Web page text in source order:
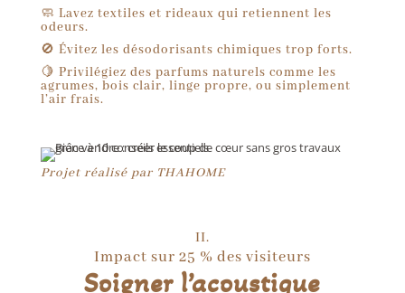
🧼 Lavez textiles et rideaux qui retiennent les
odeurs.
🚫 Évitez les désodorisants chimiques trop forts.
🍋 Privilégiez des parfums naturels comme les
agrumes, bois clair, linge propre, ou simplement
l’air frais.
Projet réalisé par THAHOME
II.
Impact sur 25 % des visiteurs
Soigner l’acoustique